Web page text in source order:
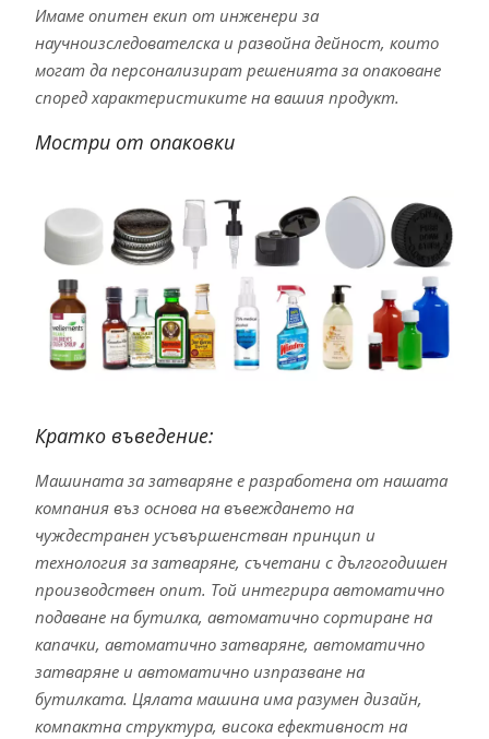
Имаме опитен екип от инженери за
научноизследователска и развойна дейност, които
могат да персонализират решенията за опаковане
според характеристиките на вашия продукт.
Мостри от опаковки
Кратко въведение:
Машината за затваряне е разработена от нашата
компания въз основа на въвеждането на
чуждестранен усъвършенстван принцип и
технология за затваряне, съчетани с дългогодишен
производствен опит. Той интегрира автоматично
подаване на бутилка, автоматично сортиране на
капачки, автоматично затваряне, автоматично
затваряне и автоматично изпразване на
бутилката. Цялата машина има разумен дизайн,
компактна структура, висока ефективност на